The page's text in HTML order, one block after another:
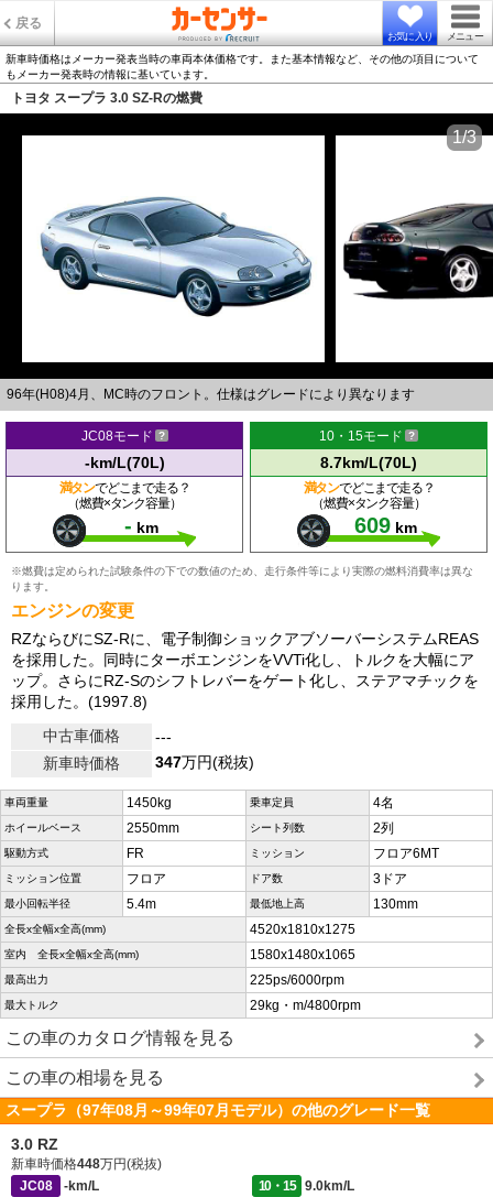
戻る
お気に入り メニュー
新車時価格はメーカー発表当時の車両本体価格です。また基本情報など、その他の項目について
もメーカー発表時の情報に基いています。
トヨタ スープラ 3.0 SZ-Rの燃費
96年(H08)4月、MC時のフロント。仕様はグレードにより異なります
1/3
JC08モード
-km/L(70L)
満タンでどこまで走る？
（燃費×タンク容量）
- km
10・15モード
8.7km/L(70L)
満タンでどこまで走る？
（燃費×タンク容量）
609 km
※燃費は定められた試験条件の下での数値のため、走行条件等により実際の燃料消費率は異な
ります。
エンジンの変更
RZならびにSZ-Rに、電子制御ショックアブソーバーシステムREAS
を採用した。同時にターボエンジンをVVTi化し、トルクを大幅にア
ップ。さらにRZ-Sのシフトレバーをゲート化し、ステアマチックを
採用した。(1997.8)
中古車価格
---
新車時価格
347万円(税抜)
車両重量 1450kg 乗車定員 4名
ホイールベース 2550mm シート列数 2列
駆動方式 FR ミッション フロア6MT
ミッション位置 フロア ドア数 3ドア
最小回転半径 5.4m 最低地上高 130mm
全長x全幅x全高(mm) 4520x1810x1275
室内 全長x全幅x全高(mm) 1580x1480x1065
最高出力 225ps/6000rpm
最大トルク 29kg・m/4800rpm
この車のカタログ情報を見る
この車の相場を見る
スープラ（97年08月～99年07月モデル）の他のグレード一覧
3.0 RZ
新車時価格448万円(税抜)
JC08
-km/L 10・15
9.0km/L